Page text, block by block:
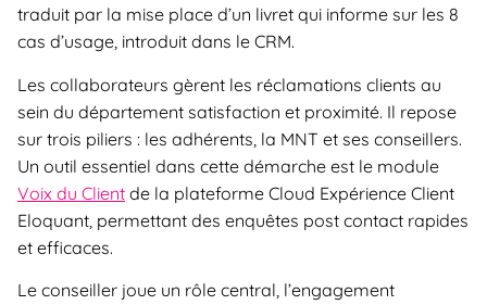
traduit par la mise place d’un livret qui informe sur les 8
cas d’usage, introduit dans le CRM.
Les collaborateurs gèrent les réclamations clients au
sein du département satisfaction et proximité. Il repose
sur trois piliers : les adhérents, la MNT et ses conseillers.
Un outil essentiel dans cette démarche est le module
Voix du Client de la plateforme Cloud Expérience Client
Eloquant, permettant des enquêtes post contact rapides
et efficaces.
Le conseiller joue un rôle central, l’engagement